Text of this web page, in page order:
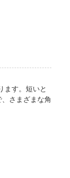
ます。短いと
さまざまな角